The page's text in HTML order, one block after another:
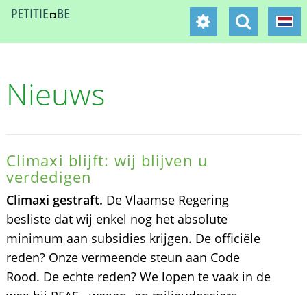
Nieuws
Climaxi blijft: wij blijven u
verdedigen
Climaxi gestraft. De Vlaamse Regering
besliste dat wij enkel nog het absolute
minimum aan subsidies krijgen. De officiële
reden? Onze vermeende steun aan Code
Rood. De echte reden? We lopen te vaak in de